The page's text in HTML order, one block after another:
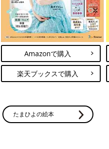
。
ころの翔馬くんの様子はいか
ました。動いているものを目
でも、翔馬はずっと左右の足
しいとは思っていたものの、
Amazonで購入
楽天ブックスで購入
たまひよの絵本